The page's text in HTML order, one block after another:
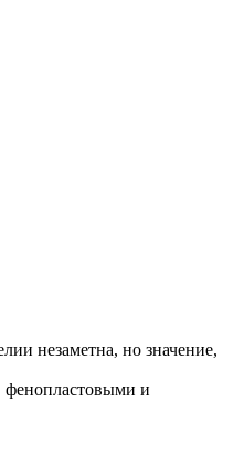
незаметна, но значение,
фенопластовыми и